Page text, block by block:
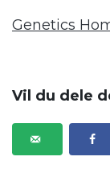
Genetics
Vil du dele